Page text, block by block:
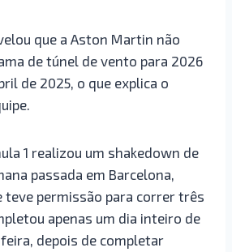
que a Aston Martin não
de túnel de vento para 2026
de 2025, o que explica o
1 realizou um shakedown de
passada em Barcelona,
teve permissão para correr três
apenas um dia inteiro de
depois de completar